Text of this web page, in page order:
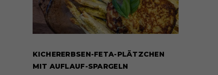
KICHERERBSEN-FETA-PLÄTZCHEN
MIT AUFLAUF-SPARGELN